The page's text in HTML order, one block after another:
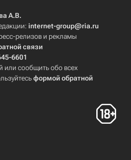
А.В.
internet-group@ria.ru
релизов и рекламы
связи
6601
или сообщить обо всех
формой обратной